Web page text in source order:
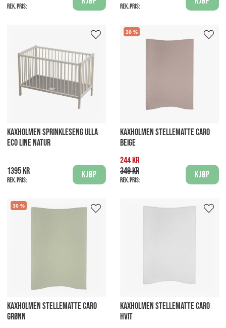
Rek. pris: Rek. pris:
KAXHOLMEN SPRINKLESENG ULLA
ECO LINE NATUR
1395 kr
Rek. pris:
Kjøp
30
KAXHOLMEN STELLEMATTE CARO
BEIGE
244 kr
349 kr
Rek. pris:
Kjøp
30
KAXHOLMEN STELLEMATTE CARO
GRØNN
KAXHOLMEN STELLEMATTE CARO
HVIT